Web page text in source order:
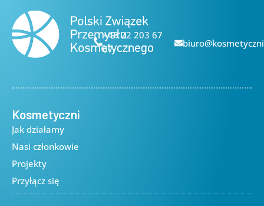
+48 22 203 67
67
Kosmetyczni
Jak działamy
Nasi członkowie
Projekty
Przyłącz się